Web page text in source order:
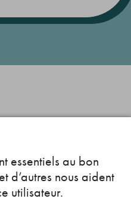
essentiels au bon
d’autres nous aident
utilisateur.